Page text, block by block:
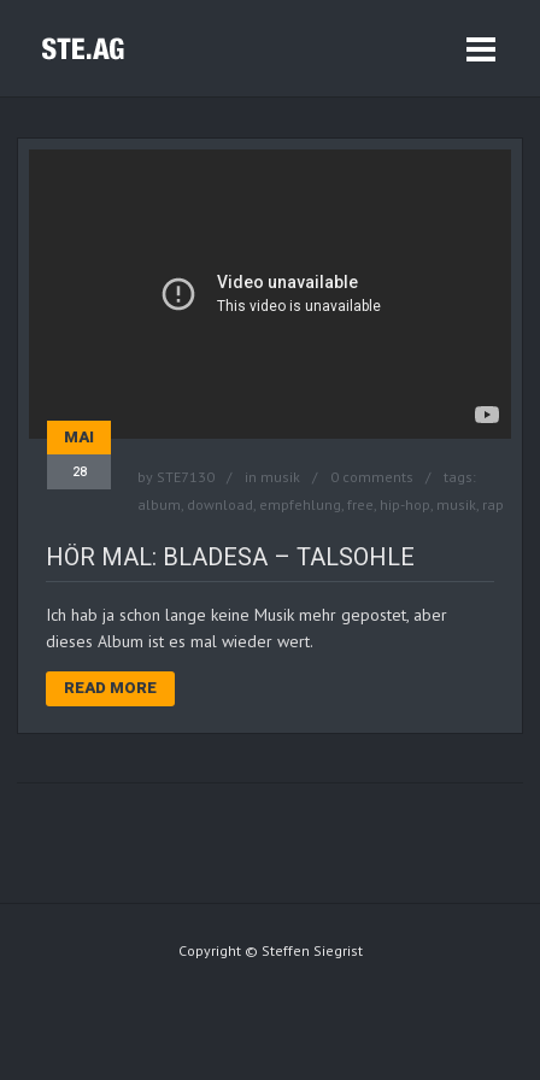
MAI
28 by STE7130 in musik 0 comments
tags:
album, download, empfehlung, free, hip-hop, musik, rap
HÖR MAL: BLADESA – TALSOHLE
Ich hab ja schon lange keine Musik mehr gepostet, aber
dieses Album ist es mal wieder wert.
READ MORE
Copyright © Steffen Siegrist